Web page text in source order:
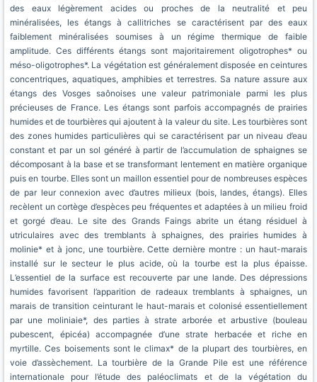
des eaux légèrement acides ou proches de la neutralité et peu
minéralisées, les étangs à callitriches se caractérisent par des eaux
faiblement minéralisées soumises à un régime thermique de faible
amplitude. Ces différents étangs sont majoritairement oligotrophes* ou
méso-oligotrophes*. La végétation est généralement disposée en ceintures
concentriques, aquatiques, amphibies et terrestres. Sa nature assure aux
étangs des Vosges saônoises une valeur patrimoniale parmi les plus
précieuses de France. Les étangs sont parfois accompagnés de prairies
humides et de tourbières qui ajoutent à la valeur du site. Les tourbières sont
des zones humides particulières qui se caractérisent par un niveau d’eau
constant et par un sol généré à partir de l’accumulation de sphaignes se
décomposant à la base et se transformant lentement en matière organique
puis en tourbe. Elles sont un maillon essentiel pour de nombreuses espèces
de par leur connexion avec d’autres milieux (bois, landes, étangs). Elles
recèlent un cortège d’espèces peu fréquentes et adaptées à un milieu froid
et gorgé d’eau. Le site des Grands Faings abrite un étang résiduel à
utriculaires avec des tremblants à sphaignes, des prairies humides à
molinie* et à jonc, une tourbière. Cette dernière montre : un haut-marais
installé sur le secteur le plus acide, où la tourbe est la plus épaisse.
L’essentiel de la surface est recouverte par une lande. Des dépressions
humides favorisent l’apparition de radeaux tremblants à sphaignes, un
marais de transition ceinturant le haut-marais et colonisé essentiellement
par une moliniaie*, des parties à strate arborée et arbustive (bouleau
pubescent, épicéa) accompagnée d’une strate herbacée et riche en
myrtille. Ces boisements sont le climax* de la plupart des tourbières, en
voie d’assèchement. La tourbière de la Grande Pile est une référence
internationale pour l’étude des paléoclimats et de la végétation du